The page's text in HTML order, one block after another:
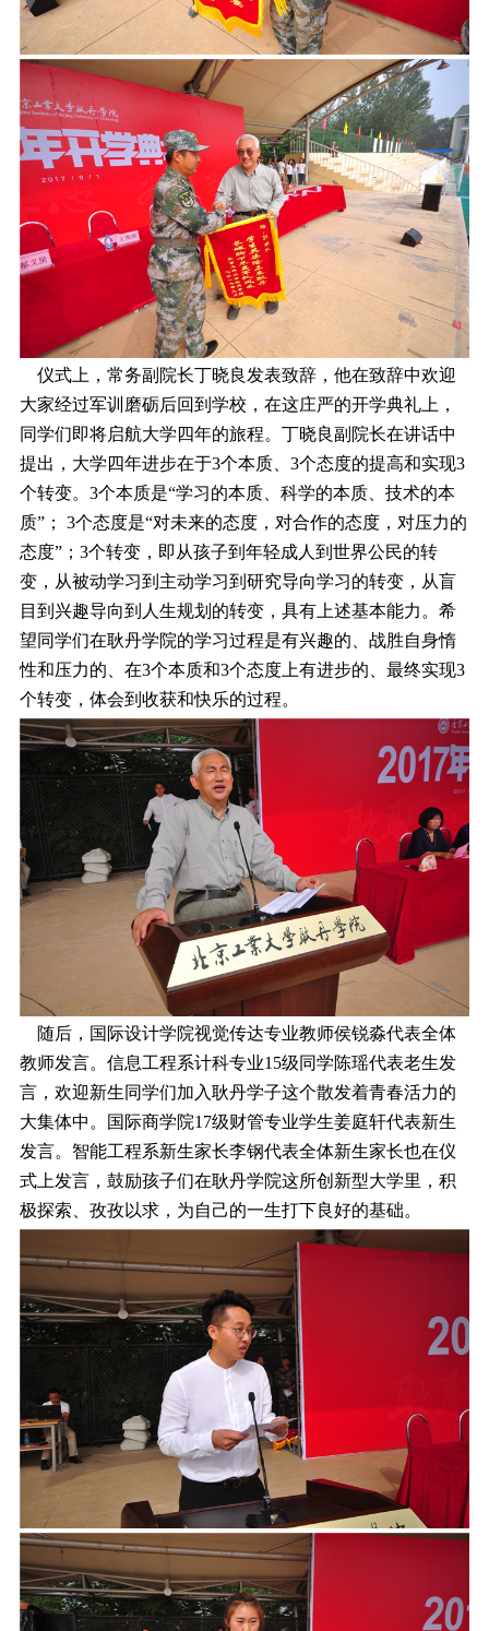
仪式上，常务副院长丁晓良发表致辞，他在致辞中欢迎
大家经过军训磨砺后回到学校，在这庄严的开学典礼上，
同学们即将启航大学四年的旅程。丁晓良副院长在讲话中
提出，大学四年进步在于3个本质、3个态度的提高和实现3
个转变。3个本质是“学习的本质、科学的本质、技术的本
质”； 3个态度是“对未来的态度，对合作的态度，对压力的
态度”；3个转变，即从孩子到年轻成人到世界公民的转
变，从被动学习到主动学习到研究导向学习的转变，从盲
目到兴趣导向到人生规划的转变，具有上述基本能力。希
望同学们在耿丹学院的学习过程是有兴趣的、战胜自身惰
性和压力的、在3个本质和3个态度上有进步的、最终实现3
个转变，体会到收获和快乐的过程。
随后，国际设计学院视觉传达专业教师侯锐淼代表全体
教师发言。信息工程系计科专业15级同学陈瑶代表老生发
言，欢迎新生同学们加入耿丹学子这个散发着青春活力的
大集体中。国际商学院17级财管专业学生姜庭轩代表新生
发言。智能工程系新生家长李钢代表全体新生家长也在仪
式上发言，鼓励孩子们在耿丹学院这所创新型大学里，积
极探索、孜孜以求，为自己的一生打下良好的基础。